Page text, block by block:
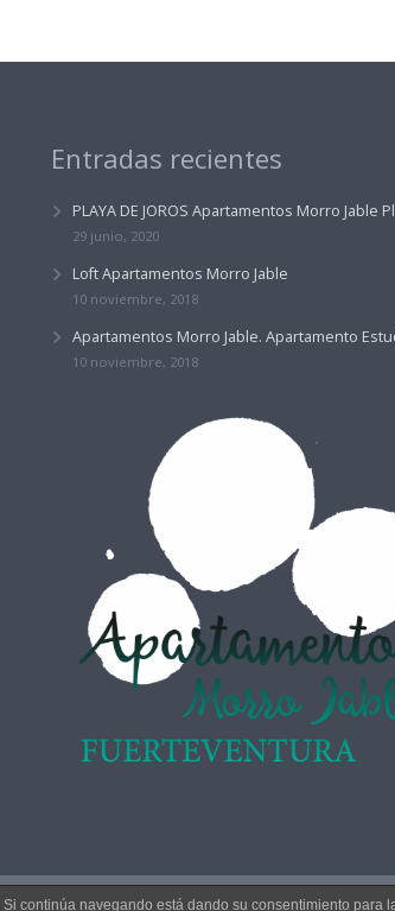
Entradas recientes
PLAYA DE JOROS Apartamentos Morro Jable
29 junio, 2020
Loft Apartamentos Morro Jable
10 noviembre, 2018
Apartamentos Morro Jable. Apartamento
10 noviembre, 2018
continúa navegando está dando su consentimiento